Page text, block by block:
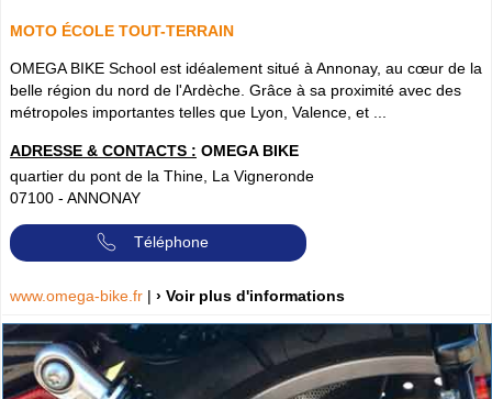
MOTO ÉCOLE TOUT-TERRAIN
OMEGA BIKE School est idéalement situé à Annonay, au cœur de la
belle région du nord de l'Ardèche. Grâce à sa proximité avec des
métropoles importantes telles que Lyon, Valence, et ...
ADRESSE & CONTACTS : OMEGA BIKE
quartier du pont de la Thine, La Vigneronde
07100 - ANNONAY
Téléphone
www.omega-bike.fr | › Voir plus d'informations